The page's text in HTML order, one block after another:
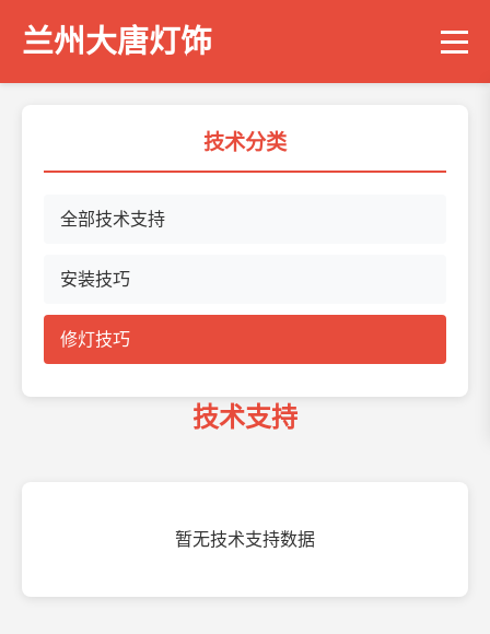
兰州大唐灯饰
技术分类
全部技术支持
安装技巧
修灯技巧
技术支持
暂无技术支持数据